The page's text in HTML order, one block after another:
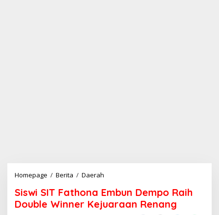
Homepage / Berita / Daerah
s
w
i
Siswi SIT Fathona Embun Dempo Raih
Double Winner Kejuaraan Renang